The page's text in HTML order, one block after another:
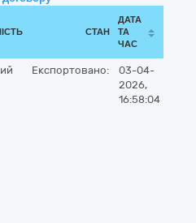
СТАН
ДАТА
ТА
ЧАС
Експортовано:
03-04-
2026,
16:58:04